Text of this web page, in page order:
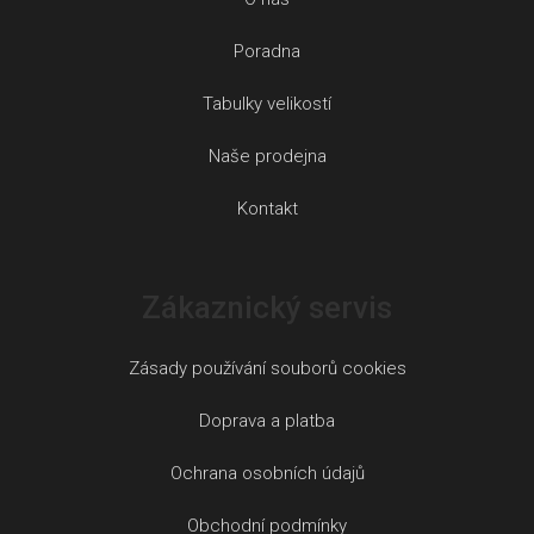
Poradna
Tabulky velikostí
Naše prodejna
Kontakt
Zásady používání souborů cookies
Doprava a platba
Ochrana osobních údajů
Obchodní podmínky